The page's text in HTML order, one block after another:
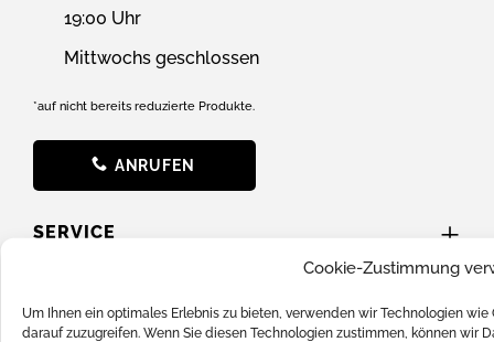
Cookie-Zustimmung
Um Ihnen ein optimales Erlebnis zu bieten, verwenden wir Technologien
darauf zuzugreifen. Wenn Sie diesen Technologien zustimmen, können wir
19:00 Uhr
Mittwochs geschlossen
*auf nicht bereits reduzierte Produkte.
ANRUFEN
SERVICE
Batterieverordnung